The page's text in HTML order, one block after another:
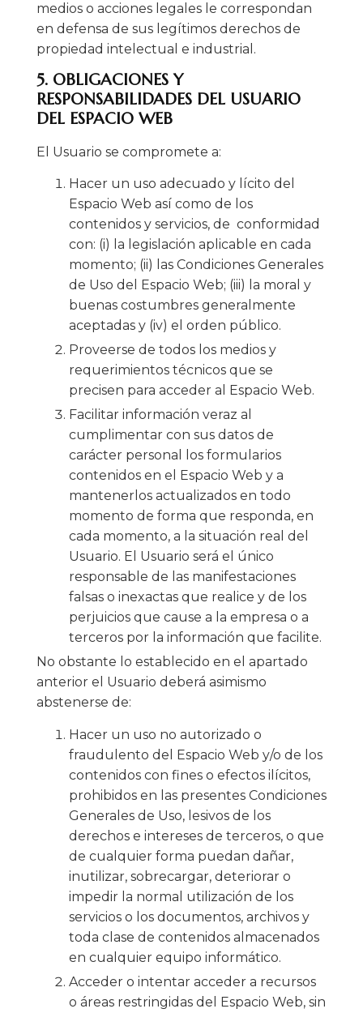
medios o acciones legales le correspondan
en defensa de sus legítimos derechos de
propiedad intelectual e industrial.
5. OBLIGACIONES Y
RESPONSABILIDADES DEL USUARIO
DEL ESPACIO WEB
El Usuario se compromete a:
Hacer un uso adecuado y lícito del
Espacio Web así como de los
contenidos y servicios, de conformidad
con: (i) la legislación aplicable en cada
momento; (ii) las Condiciones Generales
de Uso del Espacio Web; (iii) la moral y
buenas costumbres generalmente
aceptadas y (iv) el orden público.
Proveerse de todos los medios y
requerimientos técnicos que se
precisen para acceder al Espacio Web.
Facilitar información veraz al
cumplimentar con sus datos de
carácter personal los formularios
contenidos en el Espacio Web y a
mantenerlos actualizados en todo
momento de forma que responda, en
cada momento, a la situación real del
Usuario. El Usuario será el único
responsable de las manifestaciones
falsas o inexactas que realice y de los
perjuicios que cause a la empresa o a
terceros por la información que facilite.
No obstante lo establecido en el apartado
anterior el Usuario deberá asimismo
abstenerse de:
Hacer un uso no autorizado o
fraudulento del Espacio Web y/o de los
contenidos con fines o efectos ilícitos,
prohibidos en las presentes Condiciones
Generales de Uso, lesivos de los
derechos e intereses de terceros, o que
de cualquier forma puedan dañar,
inutilizar, sobrecargar, deteriorar o
impedir la normal utilización de los
servicios o los documentos, archivos y
toda clase de contenidos almacenados
en cualquier equipo informático.
Acceder o intentar acceder a recursos
o áreas restringidas del Espacio Web, sin